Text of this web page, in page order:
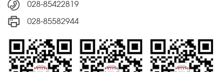
028-85422819
028-85582944